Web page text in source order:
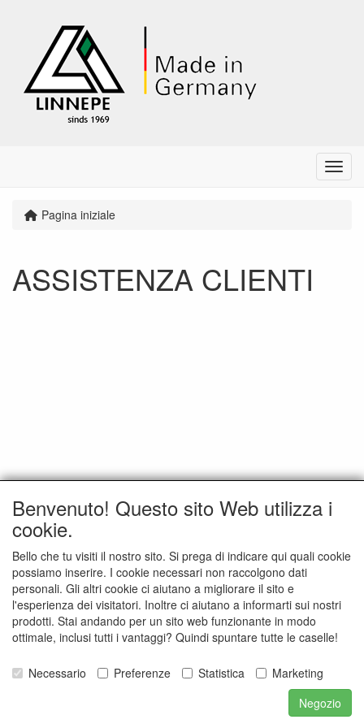
Menu
Pagina iniziale
ASSISTENZA CLIENTI
Benvenuto! Questo sito Web utilizza i
cookie.
Bello che tu visiti il nostro sito. Si prega di indicare qui quali cookie
possiamo inserire. I cookie necessari non raccolgono dati
personali. Gli altri cookie ci aiutano a migliorare il sito e
l'esperienza dei visitatori. Inoltre ci aiutano a informarti sui nostri
prodotti. Stai andando per un sito web funzionante in modo
ottimale, inclusi tutti i vantaggi? Quindi spuntare tutte le caselle!
Necessario Preferenze Statistica
Marketing
Negozio